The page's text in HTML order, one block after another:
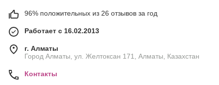
96% положительных из 26 отзывов за год
Работает с 16.02.2013
г. Алматы
Город Алматы, ул. Желтоксан 171, Алматы, Казахстан
Контакты